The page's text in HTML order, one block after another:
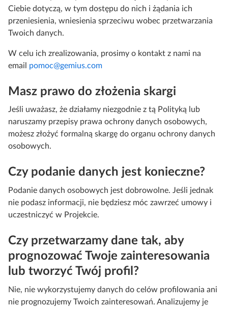
Ciebie dotyczą, w tym dostępu do nich i żądania ich
przeniesienia, wniesienia sprzeciwu wobec przetwarzania
Twoich danych.
W celu ich zrealizowania, prosimy o kontakt z nami na
email pomoc@gemius.com
Masz prawo do złożenia skargi
Jeśli uważasz, że działamy niezgodnie z tą Polityką lub
naruszamy przepisy prawa ochrony danych osobowych,
możesz złożyć formalną skargę do organu ochrony danych
osobowych.
Czy podanie danych jest konieczne?
Podanie danych osobowych jest dobrowolne. Jeśli jednak
nie podasz informacji, nie będziesz móc zawrzeć umowy i
uczestniczyć w Projekcie.
Czy przetwarzamy dane tak, aby
prognozować Twoje zainteresowania
lub tworzyć Twój profil?
Nie, nie wykorzystujemy danych do celów profilowania ani
nie prognozujemy Twoich zainteresowań. Analizujemy je